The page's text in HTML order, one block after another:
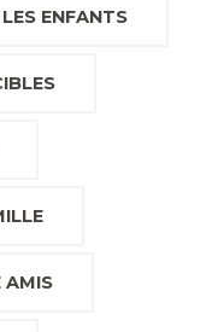
ENFANTS
AMIS